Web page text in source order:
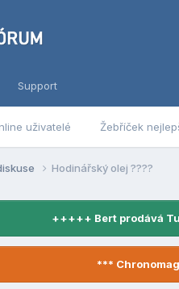
uživatelé Žebříček
Support
Hodinářský olej ????
+++++ Bert prodává
***